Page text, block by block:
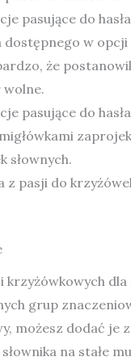
pasujące do
w opcji
że
wolne.
pasujące do
słownych.
z pasji do
krzyżówkowych
grup
możesz dodać je
na stałe